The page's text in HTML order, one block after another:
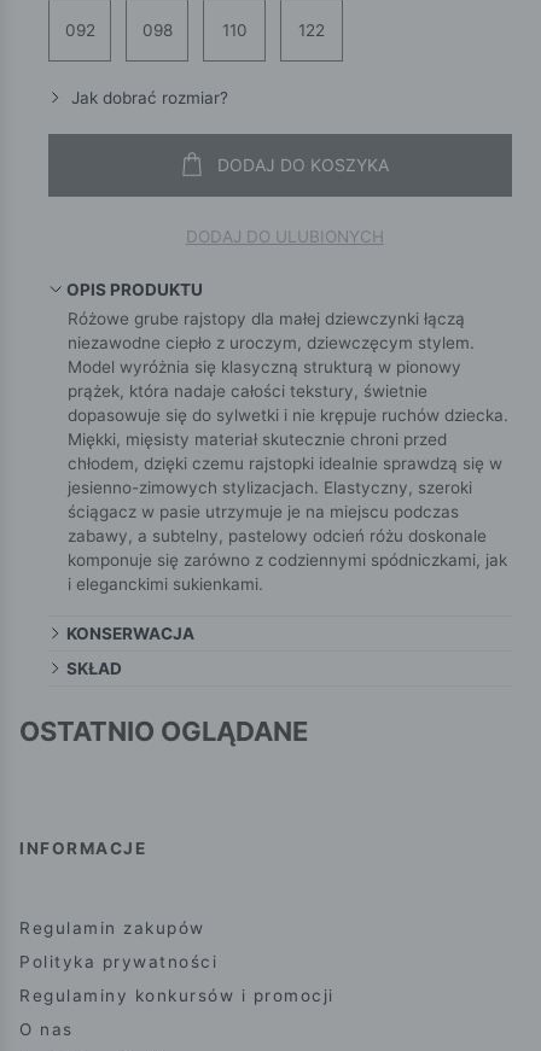
092 098 110 122
Jak dobrać rozmiar?
DODAJ DO KOSZYKA
DODAJ DO ULUBIONYCH
OPIS PRODUKTU
Różowe grube rajstopy dla małej dziewczynki łączą
niezawodne ciepło z uroczym, dziewczęcym stylem.
Model wyróżnia się klasyczną strukturą w pionowy
prążek, która nadaje całości tekstury, świetnie
dopasowuje się do sylwetki i nie krępuje ruchów dziecka.
Miękki, mięsisty materiał skutecznie chroni przed
chłodem, dzięki czemu rajstopki idealnie sprawdzą się w
jesienno-zimowych stylizacjach. Elastyczny, szeroki
ściągacz w pasie utrzymuje je na miejscu podczas
zabawy, a subtelny, pastelowy odcień różu doskonale
komponuje się zarówno z codziennymi spódniczkami, jak
i eleganckimi sukienkami.
KONSERWACJA
SKŁAD
OSTATNIO OGLĄDANE
INFORMACJE
Regulamin zakupów
Polityka prywatności
Regulaminy konkursów i promocji
O nas